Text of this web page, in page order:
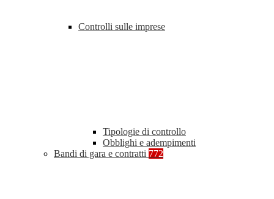
Controlli sulle imprese
Tipologie di controllo
Obblighi e adempimenti
Bandi di gara e contratti 772